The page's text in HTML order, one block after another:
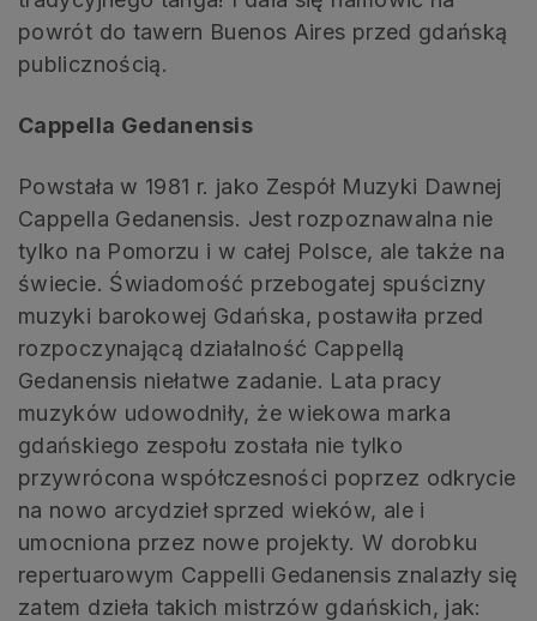
powrót do tawern Buenos Aires przed gdańską
publicznością.
Cappella Gedanensis
Powstała w 1981 r. jako Zespół Muzyki Dawnej
Cappella Gedanensis. Jest rozpoznawalna nie
tylko na Pomorzu i w całej Polsce, ale także na
świecie. Świadomość przebogatej spuścizny
muzyki barokowej Gdańska, postawiła przed
rozpoczynającą działalność Cappellą
Gedanensis niełatwe zadanie. Lata pracy
muzyków udowodniły, że wiekowa marka
gdańskiego zespołu została nie tylko
przywrócona współczesności poprzez odkrycie
na nowo arcydzieł sprzed wieków, ale i
umocniona przez nowe projekty. W dorobku
repertuarowym Cappelli Gedanensis znalazły się
zatem dzieła takich mistrzów gdańskich, jak: